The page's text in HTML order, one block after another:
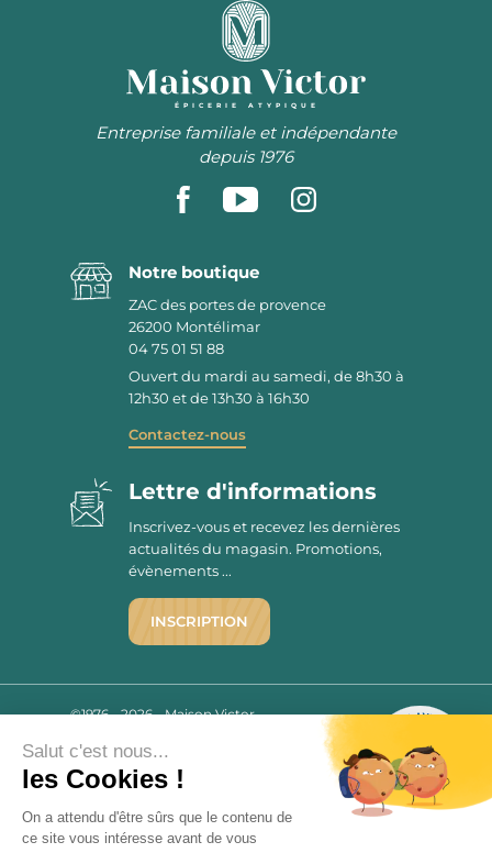
ÉPICERIE ATYPIQUE
Entreprise familiale et indépendante
depuis 1976
Notre boutique
ZAC des portes de provence
26200 Montélimar
04 75 01 51 88
Ouvert du mardi au samedi, de 8h30 à
12h30 et de 13h30 à 16h30
Contactez-nous
2780 AVIS
9.7/10
Lettre d'informations
Inscrivez-vous et recevez les dernières
actualités du magasin. Promotions,
évènements ...
INSCRIPTION
©1976 - 2026 - Maison Victor
C.G.V.
Politique de confidentialité
FAQ
Salut c'est nous...
les Cookies !
On a attendu d'être sûrs que le contenu de
ce site vous intéresse avant de vous